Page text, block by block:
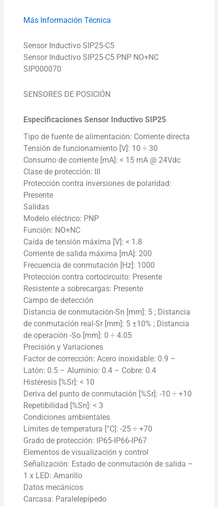
Más Información Técnica
Sensor Inductivo SIP25-C5
Sensor Inductivo SIP25-C5 PNP NO+NC
SIP000070
SENSORES DE POSICIÓN
Especificaciones Sensor Inductivo SIP25
Tipo de fuente de alimentación: Corriente directa
Tensión de funcionamiento [V]: 10 ÷ 30
Consumo de corriente [mA]: < 15 mA @ 24Vdc
Clase de protección: III
Protección contra inversiones de polaridad:
Presente
Salidas
Modelo eléctrico: PNP
Función: NO+NC
Caída de tensión máxima [V]: < 1.8
Corriente de salida máxima [mA]: 200
Frecuencia de conmutación [Hz]: 1000
Protección contra cortocircuito: Presente
Resistente a sobrecargas: Presente
Campo de detección
Distancia de conmutación-Sn [mm]: 5 ; Distancia
de conmutación real-Sr [mm]: 5 ±10% ; Distancia
de operación -So [mm]: 0 ÷ 4.05
Precisión y Variaciones
Factor de corrección: Acero inoxidable: 0.9 –
Latón: 0.5 – Aluminio: 0.4 – Cobre: 0.4
Histéresis [%Sr]: < 10
Deriva del punto de conmutación [%Sr]: -10 ÷ +10
Repetibilidad [%Sn]: < 3
Condiciones ambientales
Límites de temperatura [°C]: -25 ÷ +70
Grado de protección: IP65-IP66-IP67
Elementos de visualización y control
Señalización: Estado de conmutación de salida –
1 x LED: Amarillo
Datos mecánicos
Carcasa: Paralelepípedo